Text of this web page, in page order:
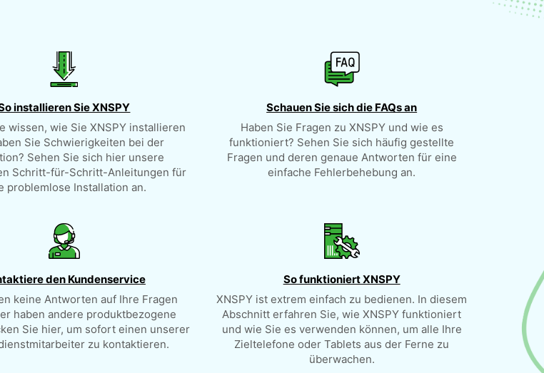
installieren Sie XNSPY
wissen, wie Sie XNSPY installieren
Sie Schwierigkeiten bei der
Sehen Sie sich hier unsere
Schritt-für-Schritt-Anleitungen für
problemlose Installation an.
Schauen Sie sich die FAQs an
Haben Sie Fragen zu XNSPY und wie es
funktioniert? Sehen Sie sich häufig gestellte
Fragen und deren genaue Antworten für eine
einfache Fehlerbehebung an.
den Kundenservice
keine Antworten auf Ihre Fragen
haben andere produktbezogene
Sie hier, um sofort einen unserer
zu kontaktieren.
So funktioniert XNSPY
XNSPY ist extrem einfach zu bedienen. In diesem
Abschnitt erfahren Sie, wie XNSPY funktioniert
und wie Sie es verwenden können, um alle Ihre
Zieltelefone oder Tablets aus der Ferne zu
überwachen.